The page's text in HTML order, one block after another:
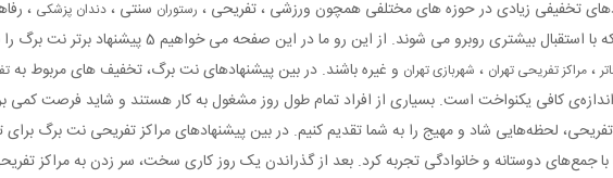
تخفیفی زیادی در حوزه های مختلفی همچون ورزشی ، تفریحی ، رستوران سنتی ، دندان پزشکی ،
می شود. در میان تعداد زیاد پیشنهادها، همیشه مواردی هستند که با
، مراکز تفریحی تهران ، شهربازی تهران و غیره باشند. در بین پیشنهادهای نت برگ، تخفیف های مربوط به
اندازه‌ی کافی یکنواخت است. بسیاری از افراد تمام طول روز مشغول به کار هستند و شاید فرصت کمی
لحظه‌هایی شاد و مهیج را به شما تقدیم کنیم. در بین پیشنهادهای مراکز تفریحی نت برگ برای
جمع‌های دوستانه و خانوادگی تجربه کرد. بعد از گذراندن یک روز کاری سخت، سر زدن به مراکز